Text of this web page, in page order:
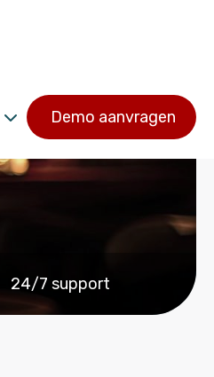
Demo aanvragen
24/7 support